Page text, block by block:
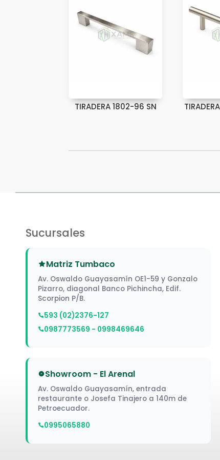
TIRADERA 1802-96 SN
Sucursales
Matriz Tumbaco
Av. Oswaldo Guayasamín OE1-59 y Gonzalo
Pizarro, diagonal Banco Pichincha, Edif.
Scorpion P/B.
593 (02)2376-127
0987773569 - 0998469646
Showroom - El Arenal
Av. Oswaldo Guayasamín, entrada
restaurante o Josefa Tinajero a 140m de
Petroecuador.
0995065880